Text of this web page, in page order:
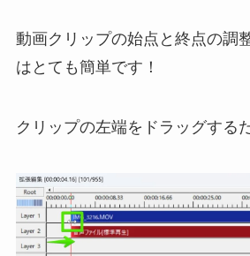
動画クリップの始点と終点の調
はとても簡単です！
クリップの左端をドラッグする